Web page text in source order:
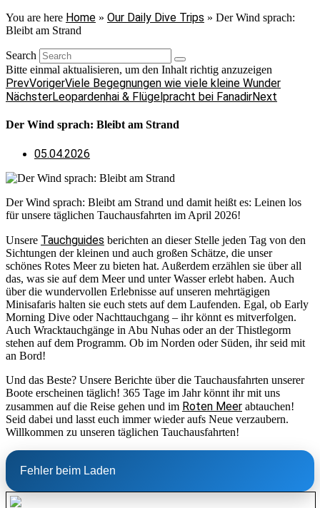
You are here Home » Our Daily Dive Trips » Der Wind sprach:
Bleibt am Strand
Search
Bitte einmal aktualisieren, um den Inhalt richtig anzuzeigen
PrevVorigerViele Begegnungen wie viele kleine Wunder
NächsterLeopardenhai & Flügelpracht bei FanadirNext
Der Wind sprach: Bleibt am Strand
05.04.2026
Der Wind sprach: Bleibt am Strand und damit heißt es: Leinen los
für unsere täglichen Tauchausfahrten im April 2026!
Unsere Tauchguides berichten an dieser Stelle jeden Tag von den
Sichtungen der kleinen und auch großen Schätze, die unser
schönes Rotes Meer zu bieten hat. Außerdem erzählen sie über all
das, was sie auf dem Meer und unter Wasser erlebt haben. Auch
über die wundervollen Erlebnisse auf unseren mehrtägigen
Minisafaris halten sie euch stets auf dem Laufenden. Egal, ob Early
Morning Dive oder Nachttauchgang – ihr könnt es mitverfolgen.
Auch Wracktauchgänge in Abu Nuhas oder an der Thistlegorm
stehen auf dem Programm. Ob im Norden oder Süden, ihr seid mit
an Bord!
Und das Beste? Unsere Berichte über die Tauchausfahrten unserer
Boote erscheinen täglich! 365 Tage im Jahr könnt ihr mit uns
zusammen auf die Reise gehen und im Roten Meer abtauchen!
Seid dabei und lasst euch immer wieder aufs Neue verzaubern.
Willkommen zu unseren täglichen Tauchausfahrten!
Fehler beim Laden